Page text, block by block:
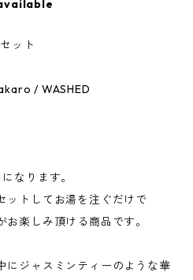
ット
/ WASHED
なります。
ットしてお湯を注ぐだけで
楽しみ頂ける商品です。
にジャスミンティーのような華